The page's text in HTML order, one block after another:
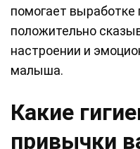
помогает выработке
положительно
настроении и
малыша.
Какие
привычки